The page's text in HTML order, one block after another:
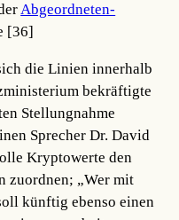
Abgeordneten-
[36]
die Linien innerhalb
bekräftigte
Stellungnahme
Sprecher Dr. David
Kryptowerte den
zuordnen; „Wer mit
künftig ebenso einen